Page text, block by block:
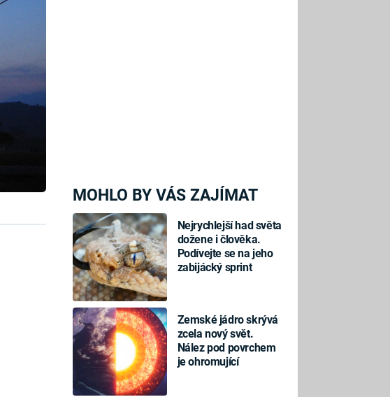
MOHLO BY VÁS ZAJÍMAT
Nejrychlejší had světa
dožene i člověka.
Podívejte se na jeho
zabijácký sprint
Zemské jádro skrývá
zcela nový svět.
Nález pod povrchem
je ohromující